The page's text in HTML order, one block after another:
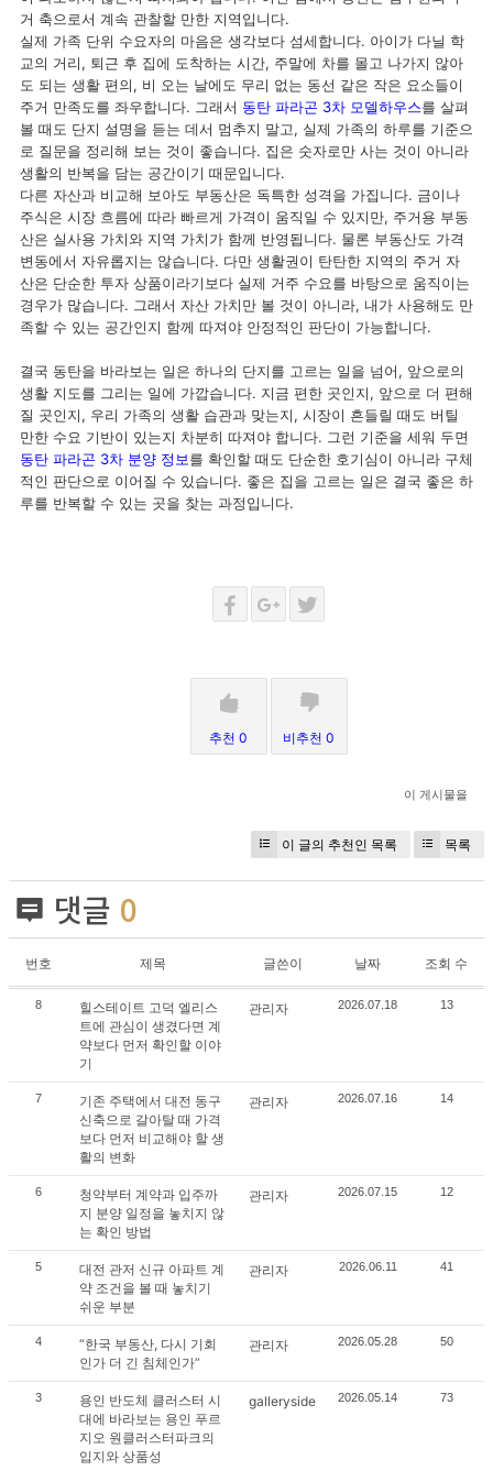
거 축으로서 계속 관찰할 만한 지역입니다.
실제 가족 단위 수요자의 마음은 생각보다 섬세합니다. 아이가 다닐 학
교의 거리, 퇴근 후 집에 도착하는 시간, 주말에 차를 몰고 나가지 않아
도 되는 생활 편의, 비 오는 날에도 무리 없는 동선 같은 작은 요소들이
주거 만족도를 좌우합니다. 그래서 동탄 파라곤 3차 모델하우스를 살펴
볼 때도 단지 설명을 듣는 데서 멈추지 말고, 실제 가족의 하루를 기준으
로 질문을 정리해 보는 것이 좋습니다. 집은 숫자로만 사는 것이 아니라
생활의 반복을 담는 공간이기 때문입니다.
다른 자산과 비교해 보아도 부동산은 독특한 성격을 가집니다. 금이나
주식은 시장 흐름에 따라 빠르게 가격이 움직일 수 있지만, 주거용 부동
산은 실사용 가치와 지역 가치가 함께 반영됩니다. 물론 부동산도 가격
변동에서 자유롭지는 않습니다. 다만 생활권이 탄탄한 지역의 주거 자
산은 단순한 투자 상품이라기보다 실제 거주 수요를 바탕으로 움직이는
경우가 많습니다. 그래서 자산 가치만 볼 것이 아니라, 내가 사용해도 만
족할 수 있는 공간인지 함께 따져야 안정적인 판단이 가능합니다.
결국 동탄을 바라보는 일은 하나의 단지를 고르는 일을 넘어, 앞으로의
생활 지도를 그리는 일에 가깝습니다. 지금 편한 곳인지, 앞으로 더 편해
질 곳인지, 우리 가족의 생활 습관과 맞는지, 시장이 흔들릴 때도 버틸
만한 수요 기반이 있는지 차분히 따져야 합니다. 그런 기준을 세워 두면
동탄 파라곤 3차 분양 정보를 확인할 때도 단순한 호기심이 아니라 구체
적인 판단으로 이어질 수 있습니다. 좋은 집을 고르는 일은 결국 좋은 하
루를 반복할 수 있는 곳을 찾는 과정입니다.
추천 0 비추천 0
이 게시물을
이 글의 추천인 목록 목록
댓글 0
번호 제목 글쓴이 날짜 조회 수
8
힐스테이트 고덕 엘리스
트에 관심이 생겼다면 계
약보다 먼저 확인할 이야
기
관리자 2026.07.18 13
7
기존 주택에서 대전 동구
신축으로 갈아탈 때 가격
보다 먼저 비교해야 할 생
활의 변화
관리자 2026.07.16 14
6
청약부터 계약과 입주까
지 분양 일정을 놓치지 않
는 확인 방법
관리자 2026.07.15 12
5
대전 관저 신규 아파트 계
약 조건을 볼 때 놓치기
쉬운 부분
관리자 2026.06.11 41
4
“한국 부동산, 다시 기회
인가 더 긴 침체인가”
관리자 2026.05.28 50
3
용인 반도체 클러스터 시
대에 바라보는 용인 푸르
지오 원클러스터파크의
입지와 상품성
galleryside 2026.05.14 73